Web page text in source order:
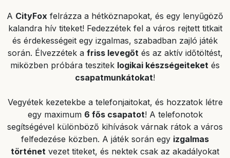
A CityFox felrázza a hétköznapokat, és egy lenyűgöző
kalandra hív titeket! Fedezzétek fel a város rejtett titkait
és érdekességeit egy izgalmas, szabadban zajló játék
során. Élvezzétek a friss levegőtés az aktív időtöltést,
miközben próbára teszitek logikai készségeiteket és
csapatmunkátokat!
Vegyétek kezetekbe a telefonjaitokat, és hozzatok létre
egy maximum 6 fős csapatot! A telefonotok
segítségével különböző kihívások várnak rátok a város
felfedezése közben. A játék során egy izgalmas
történet vezet titeket, és nektek csak az akadályokat